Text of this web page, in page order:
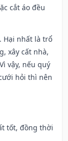
cắt áo đều
Hại nhất là trổ
xây cất nhà,
vậy, nếu quý
hỏi thì nên
tốt, đồng thời